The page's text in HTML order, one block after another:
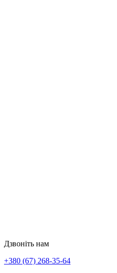
Дзвоніть нам
+380 (67) 268-35-64